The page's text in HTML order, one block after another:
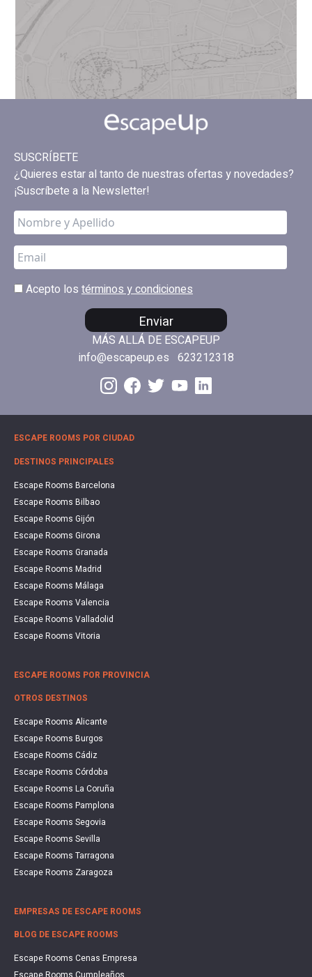
SUSCRÍBETE
¿Quieres estar al tanto de nuestras ofertas y novedades?
¡Suscríbete a la Newsletter!
Acepto los términos y condiciones
Enviar
MÁS ALLÁ DE ESCAPEUP
info@escapeup.es 623212318
ESCAPE ROOMS POR CIUDAD
DESTINOS PRINCIPALES
Escape Rooms Barcelona
Escape Rooms Bilbao
Escape Rooms Gijón
Escape Rooms Girona
Escape Rooms Granada
Escape Rooms Madrid
Escape Rooms Málaga
Escape Rooms Valencia
Escape Rooms Valladolid
Escape Rooms Vitoria
ESCAPE ROOMS POR PROVINCIA
OTROS DESTINOS
Escape Rooms Alicante
Escape Rooms Burgos
Escape Rooms Cádiz
Escape Rooms Córdoba
Escape Rooms La Coruña
Escape Rooms Pamplona
Escape Rooms Segovia
Escape Rooms Sevilla
Escape Rooms Tarragona
Escape Rooms Zaragoza
EMPRESAS DE ESCAPE ROOMS
BLOG DE ESCAPE ROOMS
Escape Rooms Cenas Empresa